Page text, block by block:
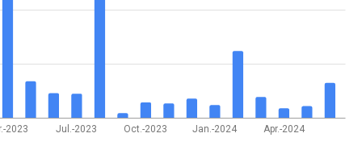
2023 Jul.-2023 Oct.-2023 Jan.-2024 Apr.-2024